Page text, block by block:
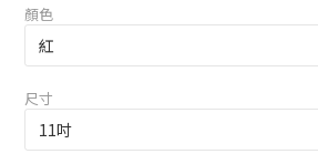
顏色
尺寸